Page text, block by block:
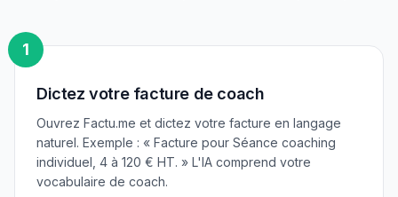
1
Dictez votre facture de coach
Ouvrez Factu.me et dictez votre facture en langage
naturel. Exemple : « Facture pour Séance coaching
individuel, 4 à 120 € HT. » L'IA comprend votre
vocabulaire de coach.